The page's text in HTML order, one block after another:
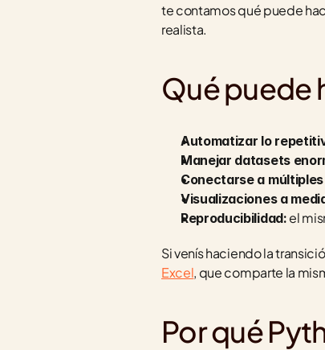
te contamos qué puede
realista.
Qué puede
Automatizar lo
Manejar datasets
Conectarse a
Visualizaciones a
Reproducibilidad: el
Si venís haciendo la
Excel, que comparte la
Por qué